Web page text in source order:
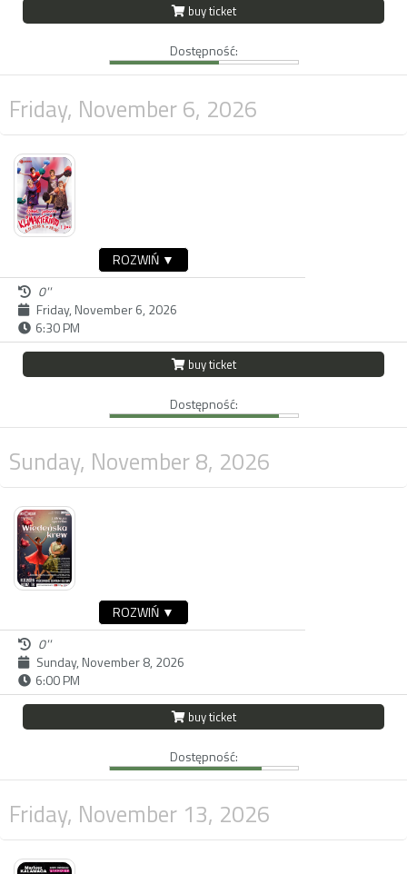
buy ticket
Dostępność:
Friday, November 6, 2026
ROZWIŃ ▼
0''
Friday, November 6, 2026
6:30 PM
buy ticket
Dostępność:
Sunday, November 8, 2026
ROZWIŃ ▼
0''
Sunday, November 8, 2026
6:00 PM
buy ticket
Dostępność:
Friday, November 13, 2026